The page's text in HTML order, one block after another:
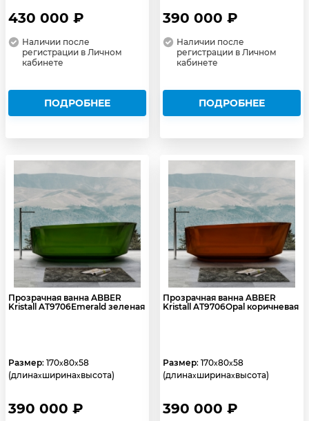
430 000 ₽
Наличии после
регистрации в Личном
кабинете
ПОДРОБНЕЕ
390 000 ₽
Наличии после
регистрации в Личном
кабинете
ПОДРОБНЕЕ
Прозрачная ванна ABBER
Kristall AT9706Emerald зеленая
Размер: 170x80x58
(длинаxширинаxвысота)
390 000 ₽
Прозрачная ванна ABBER
Kristall AT9706Opal коричневая
Размер: 170x80x58
(длинаxширинаxвысота)
390 000 ₽